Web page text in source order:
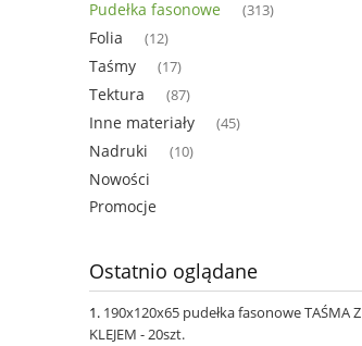
Pudełka fasonowe (313)
Folia (12)
Taśmy (17)
Tektura (87)
Inne materiały (45)
Nadruki (10)
Nowości
Promocje
Ostatnio oglądane
190x120x65 pudełka fasonowe TAŚMA Z
KLEJEM - 20szt.